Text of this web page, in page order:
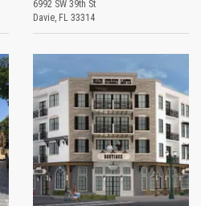
6992 SW 39th St
Davie, FL 33314